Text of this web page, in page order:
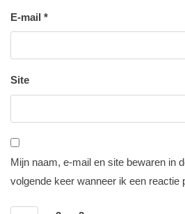
E-mail *
Site
Mijn naam, e-mail en site bewaren in
volgende keer wanneer ik een reactie